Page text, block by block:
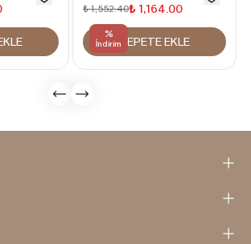
%
İndirim
Kullanıma Uygun 55
Litre17 İnc Laptop Bölmeli
Sırt Çantası
₺ 1,552.40₺ 1,164.00
SEPETE EKLE